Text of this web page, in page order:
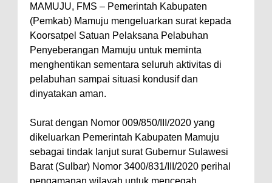
MAMUJU, FMS – Pemerintah Kabupaten
(Pemkab) Mamuju mengeluarkan surat kepada
Koorsatpel Satuan Pelaksana Pelabuhan
Penyeberangan Mamuju untuk meminta
menghentikan sementara seluruh aktivitas di
pelabuhan sampai situasi kondusif dan
dinyatakan aman.
Surat dengan Nomor 009/850/III/2020 yang
dikeluarkan Pemerintah Kabupaten Mamuju
sebagai tindak lanjut surat Gubernur Sulawesi
Barat (Sulbar) Nomor 3400/831/III/2020 perihal
pengamanan wilayah untuk mencegah